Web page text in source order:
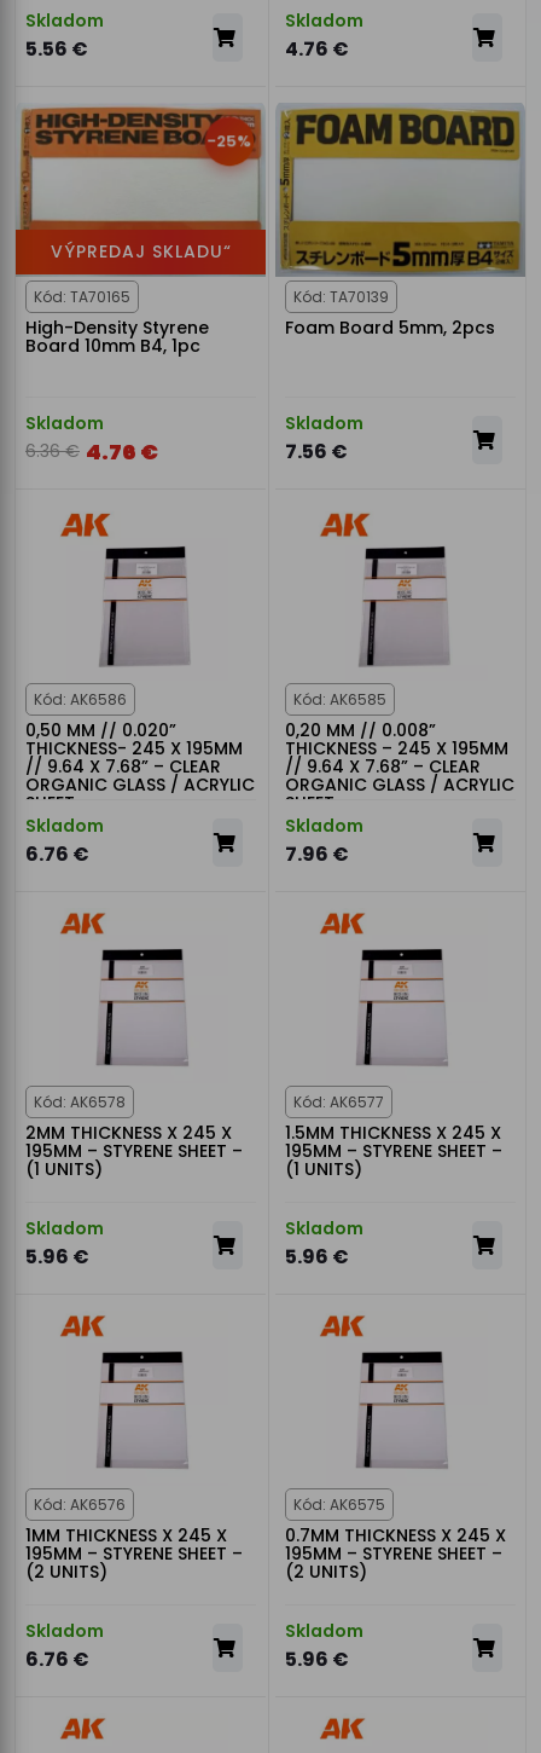
Skladom
5.56 €
Skladom
4.76 €
-25%
VÝPREDAJ SKLADU“
Kód: TA70165
High-Density Styrene
Board 10mm B4, 1pc
Skladom
6.36 € 4.76 €
Kód: TA70139
Foam Board 5mm, 2pcs
Skladom
7.56 €
Kód: AK6586
0,50 MM // 0.020”
THICKNESS- 245 X 195MM
// 9.64 X 7.68” – CLEAR
ORGANIC GLASS / ACRYLIC
SHEET
Skladom
6.76 €
Kód: AK6585
0,20 MM // 0.008”
THICKNESS – 245 X 195MM
// 9.64 X 7.68” – CLEAR
ORGANIC GLASS / ACRYLIC
SHEET
Skladom
7.96 €
Kód: AK6578
2MM THICKNESS X 245 X
195MM – STYRENE SHEET –
(1 UNITS)
Skladom
5.96 €
Kód: AK6577
1.5MM THICKNESS X 245 X
195MM – STYRENE SHEET –
(1 UNITS)
Skladom
5.96 €
Kód: AK6576
1MM THICKNESS X 245 X
195MM – STYRENE SHEET –
(2 UNITS)
Skladom
6.76 €
Kód: AK6575
0.7MM THICKNESS X 245 X
195MM – STYRENE SHEET –
(2 UNITS)
Skladom
5.96 €